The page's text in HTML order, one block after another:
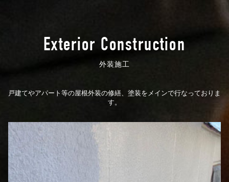
Exterior Construction
外装施工
戸建てやアパート等の屋根外装の修繕、塗装をメインで行なっておりま
す。